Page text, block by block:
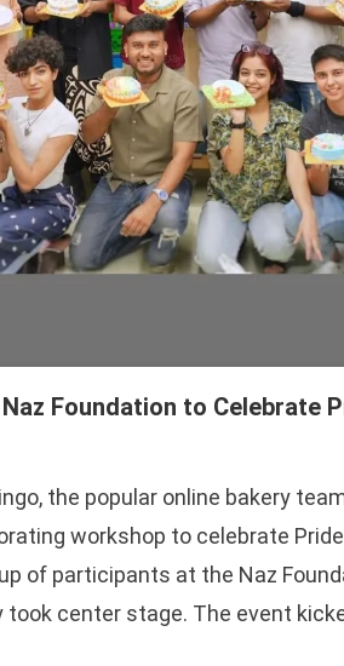
Foundation to Celebrate
the popular online bakery
workshop to celebrate
of participants at the Naz
center stage. The event